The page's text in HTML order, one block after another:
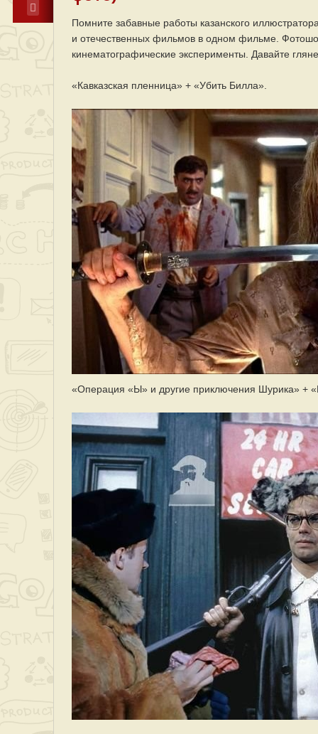
Помните забавные работы казанского
и отечественных фильмов в одном фильме.
кинематографические эксперименты. Давайте
«Кавказская пленница» + «Убить Билла».
«Операция «Ы» и другие приключения Шурика» +